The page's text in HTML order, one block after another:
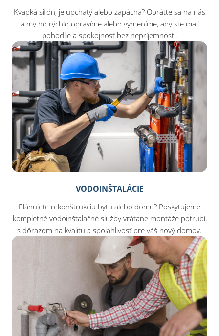
Kvapká sifón, je upchatý alebo zapácha? Obráťte sa na nás
a my ho rýchlo opravíme alebo vymeníme, aby ste mali
pohodlie a spokojnosť bez nepríjemností.
VODOINŠTALÁCIE
Plánujete rekonštrukciu bytu alebo domu? Poskytujeme
kompletné vodoinštalačné služby vrátane montáže potrubí,
s dôrazom na kvalitu a spoľahlivosť pre váš nový domov.